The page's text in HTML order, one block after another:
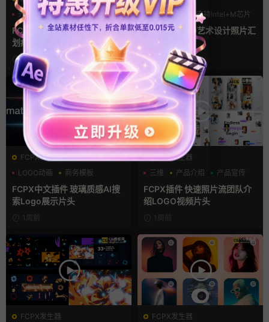
光效
复古风
支持Intel+M芯片
FCPX转场插件 15组光效胶片
划痕复古视频过渡
1天前
LOGO动画
支持Intel+M芯片
汇聚
fcpx片头插件 艺术设计照片汇
聚LOGO动画
5天前
FCPX发生器
LOGO动画
商务模板
支持Intel+M芯片
FCPX中文插件 玻璃质感AI搜
索Logo展示片头
1周前
FCPX发生器
三维
产品介绍 产品宣传
FCPX插件 快速照片流团队介
绍LOGO视频片头
1周前
FCPX发生器
FCPX发生器